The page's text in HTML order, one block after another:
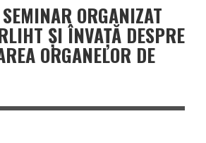
ORGANIZAT
ȘI ÎNVAȚĂ DESPRE
ORGANELOR DE